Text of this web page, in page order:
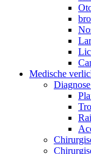
Medische